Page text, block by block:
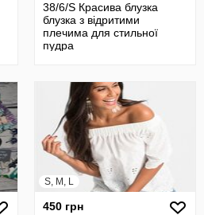
38/6/S Красива блузка
блузка з відритими
плечима для стильної
пудра
S, M, L
450 грн